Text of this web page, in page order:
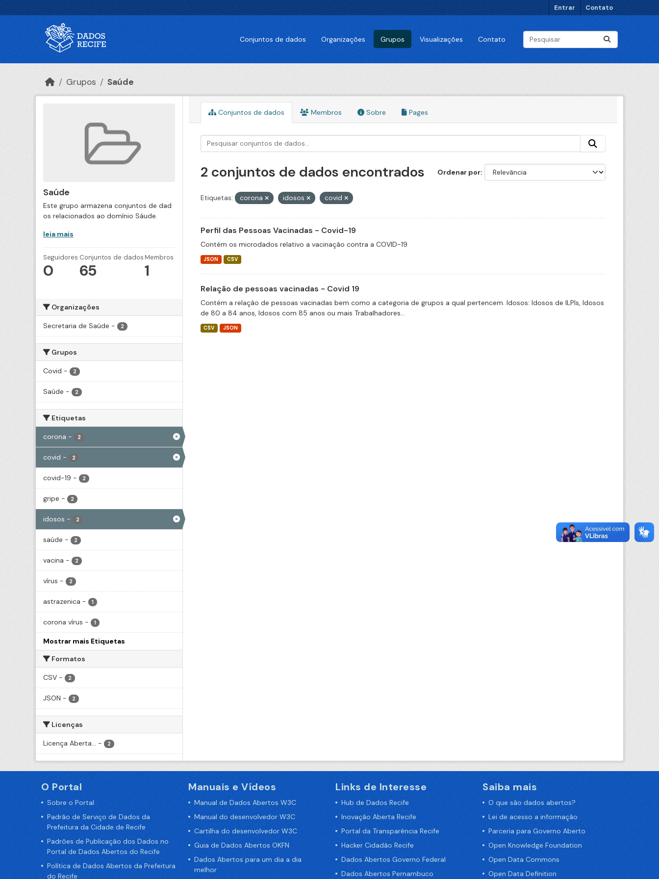
Entrar Contato
Conjuntos de dados Organizações Grupos Visualizações Contato
Grupos Saúde
Saúde
Este grupo armazena conjuntos de dad
os relacionados ao domínio Sáude.
leia mais
Seguidores
0
Conjuntos de dados
65
Membros
1
Organizações
Secretaria de Saúde - 2
Grupos
Covid - 2
Saúde - 2
Etiquetas
corona - 2
covid - 2
covid-19 - 2
gripe - 2
idosos - 2
saúde - 2
vacina - 2
vírus - 2
astrazenica - 1
corona vírus - 1
Mostrar mais Etiquetas
Formatos
CSV - 2
JSON - 2
Licenças
Licença Aberta... - 2
Conjuntos de dados Membros Sobre Pages
Ordenar por
2 conjuntos de dados encontrados
Etiquetas: corona idosos covid
Perfil das Pessoas Vacinadas - Covid-19
Contém os microdados relativo a vacinação contra a COVID-19
JSON CSV
Relação de pessoas vacinadas - Covid 19
Contém a relação de pessoas vacinadas bem como a categoria de grupos a qual pertencem. Idosos: Idosos de ILPIs, Idosos
de 80 a 84 anos, Idosos com 85 anos ou mais Trabalhadores...
CSV JSON
O Portal
Sobre o Portal
Padrão de Serviço de Dados da
Prefeitura da Cidade de Recife
Padrões de Publicação dos Dados no
Portal de Dados Abertos do Recife
Política de Dados Abertos da Prefeitura
do Recife
Manuais e Vídeos
Manual de Dados Abertos W3C
Manual do desenvolvedor W3C
Cartilha do desenvolvedor W3C
Guia de Dados Abertos OKFN
Dados Abertos para um dia a dia
melhor
Links de Interesse
Hub de Dados Recife
Inovação Aberta Recife
Portal da Transparência Recife
Hacker Cidadão Recife
Dados Abertos Governo Federal
Dados Abertos Pernambuco
Saiba mais
O que são dados abertos?
Lei de acesso a informação
Parceria para Governo Aberto
Open Knowledge Foundation
Open Data Commons
Open Data Definition